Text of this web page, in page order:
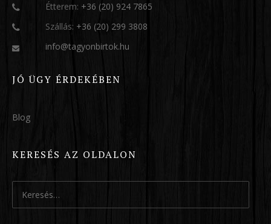
Étterem: +36 (20) 924 7865
Szállás: +36 (20) 299 3808
info@tagyonbirtok.hu
JÓ ÜGY ÉRDEKÉBEN
Blog
KERESÉS AZ OLDALON